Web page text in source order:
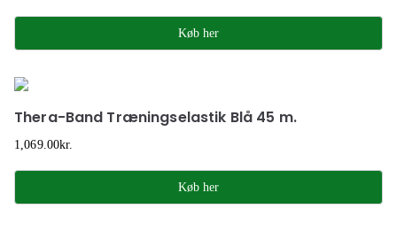
Køb her
Thera-Band Træningselastik Blå 45 m.
1,069.00kr.
Køb her